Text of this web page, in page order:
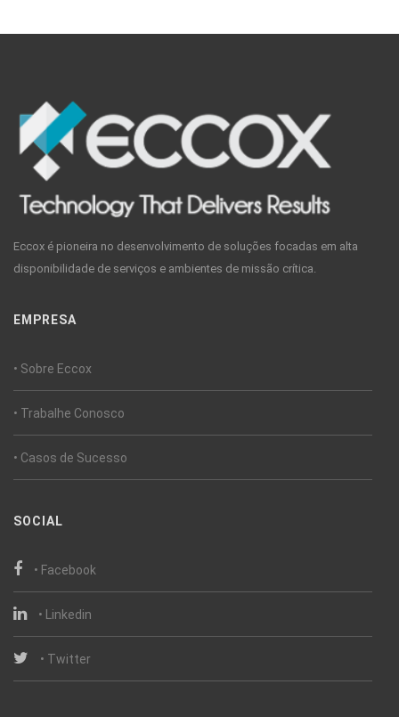
Eccox é pioneira no desenvolvimento de soluções focadas em alta
disponibilidade de serviços e ambientes de missão crítica.
EMPRESA
• Sobre Eccox
• Trabalhe Conosco
• Casos de Sucesso
SOCIAL
• Facebook
• Linkedin
• Twitter